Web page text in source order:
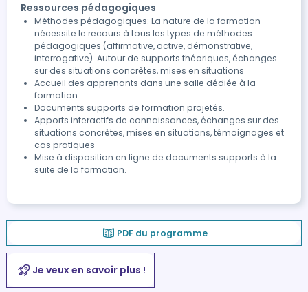
Ressources pédagogiques
Méthodes pédagogiques: La nature de la formation
nécessite le recours à tous les types de méthodes
pédagogiques (affirmative, active, démonstrative,
interrogative). Autour de supports théoriques, échanges
sur des situations concrètes, mises en situations
Accueil des apprenants dans une salle dédiée à la
formation
Documents supports de formation projetés.
Apports interactifs de connaissances, échanges sur des
situations concrètes, mises en situations, témoignages et
cas pratiques
Mise à disposition en ligne de documents supports à la
suite de la formation.
PDF du programme
Je veux en savoir plus !